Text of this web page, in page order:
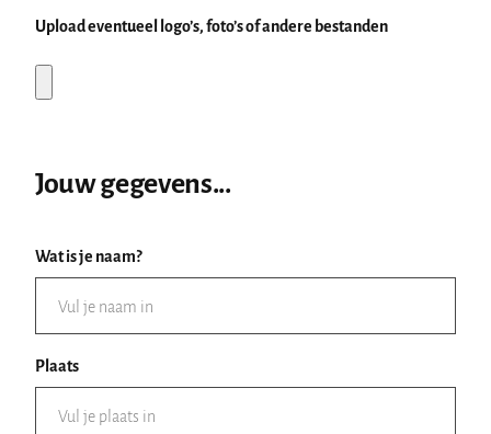
Upload eventueel logo’s, foto’s of andere bestanden
Jouw gegevens...
Wat is je naam?
Plaats